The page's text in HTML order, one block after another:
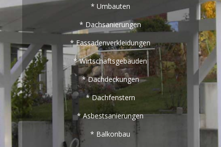
* Umbauten
* Dachsanierungen
* Fassadenverkleidungen
* Wirtschaftsgebäuden
* Dachdeckungen
* Dachfenstern
* Asbestsanierungen
* Balkonbau